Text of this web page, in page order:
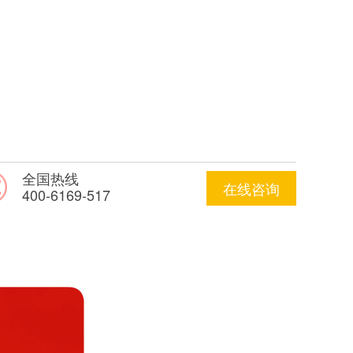
在线咨询
全国热线
400-6169-517